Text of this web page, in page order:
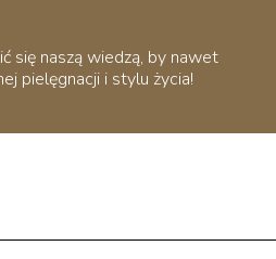
się naszą wiedzą, by nawet
pielęgnacji i stylu życia!